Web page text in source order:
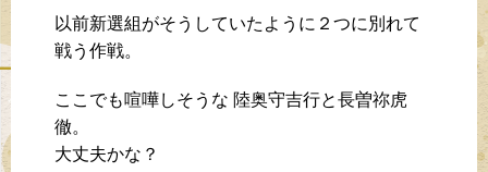
以前新選組がそうしていたように２つに別れて
戦う作戦。
ここでも喧嘩しそうな 陸奥守吉行と長曽祢虎
徹。
大丈夫かな？